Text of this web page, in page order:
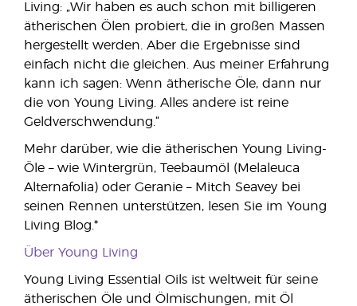
Living: „Wir haben es auch schon mit billigeren
ätherischen Ölen probiert, die in großen Massen
hergestellt werden. Aber die Ergebnisse sind
einfach nicht die gleichen. Aus meiner Erfahrung
kann ich sagen: Wenn ätherische Öle, dann nur
die von Young Living. Alles andere ist reine
Geldverschwendung.“
Mehr darüber, wie die ätherischen Young Living-
Öle – wie Wintergrün, Teebaumöl (Melaleuca
Alternafolia) oder Geranie – Mitch Seavey bei
seinen Rennen unterstützen, lesen Sie im Young
Living Blog.*
Über Young Living
Young Living Essential Oils ist weltweit für seine
ätherischen Öle und Ölmischungen, mit Öl